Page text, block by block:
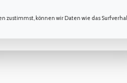
zustimmst, können wir Daten wie das